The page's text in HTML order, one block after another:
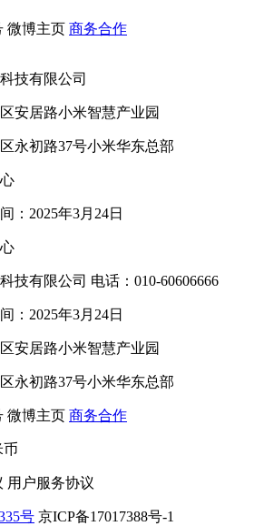
微博主页 商务合作
技有限公司
安居路小米智慧产业园
永初路37号小米华东总部
：2025年3月24日
技有限公司 电话：010-60606666
：2025年3月24日
安居路小米智慧产业园
永初路37号小米华东总部
微博主页 商务合作
币
用户服务协议
号 京ICP备17017388号-1